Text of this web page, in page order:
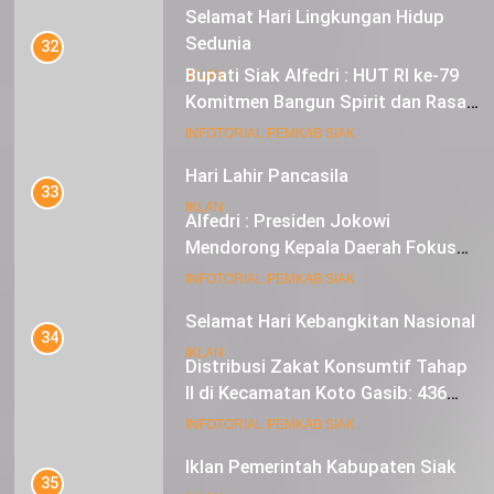
Selamat Hari Lingkungan Hidup
Sedunia
IKLAN
Hari Lahir Pancasila
IKLAN
Selamat Hari Kebangkitan Nasional
IKLAN
Iklan Pemerintah Kabupaten Siak
32
Bupati Siak Alfedri : HUT RI ke-79
Komitmen Bangun Spirit dan Rasa
Nasionalisme
INFOTORIAL PEMKAB SIAK
33
Alfedri : Presiden Jokowi
Mendorong Kepala Daerah Fokus
pada Inflasi dan Pilkada Serentak
INFOTORIAL PEMKAB SIAK
34
Distribusi Zakat Konsumtif Tahap
II di Kecamatan Koto Gasib: 436
Mustahik Terima Bantuan
INFOTORIAL PEMKAB SIAK
35